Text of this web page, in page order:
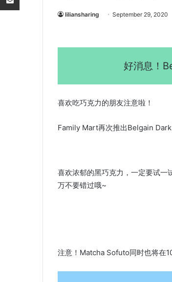
liliansharing September 29, 2020
好消息！
喜欢吃巧克力的朋友注意啦！
Family Mart再次推出Belgain
喜欢浓郁的黑巧克力，一定要试
万不要错过哦~
注意！Matcha Sofuto同时也将在